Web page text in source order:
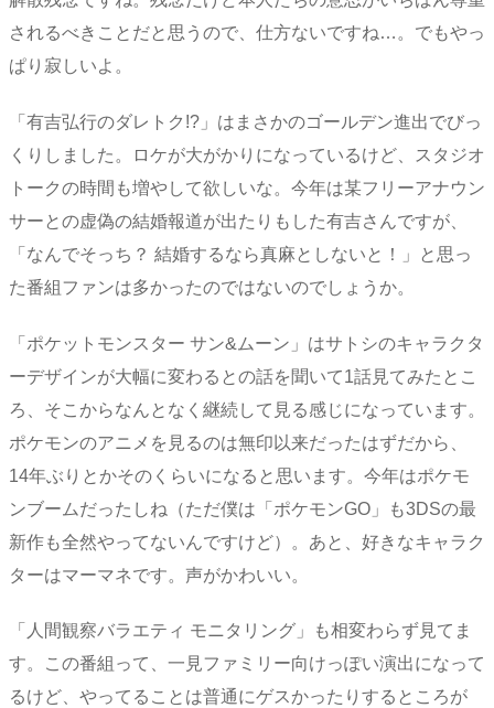
されるべきことだと思うので、仕方ないですね…。でもやっ
ぱり寂しいよ。
「有吉弘行のダレトク!?」はまさかのゴールデン進出でびっ
くりしました。ロケが大がかりになっているけど、スタジオ
トークの時間も増やして欲しいな。今年は某フリーアナウン
サーとの虚偽の結婚報道が出たりもした有吉さんですが、
「なんでそっち？ 結婚するなら真麻としないと！」と思っ
た番組ファンは多かったのではないのでしょうか。
「ポケットモンスター サン&ムーン」はサトシのキャラクタ
ーデザインが大幅に変わるとの話を聞いて1話見てみたとこ
ろ、そこからなんとなく継続して見る感じになっています。
ポケモンのアニメを見るのは無印以来だったはずだから、
14年ぶりとかそのくらいになると思います。今年はポケモ
ンブームだったしね（ただ僕は「ポケモンGO」も3DSの最
新作も全然やってないんですけど）。あと、好きなキャラク
ターはマーマネです。声がかわいい。
「人間観察バラエティ モニタリング」も相変わらず見てま
す。この番組って、一見ファミリー向けっぽい演出になって
るけど、やってることは普通にゲスかったりするところが